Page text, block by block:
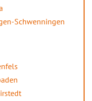
Schwenningen